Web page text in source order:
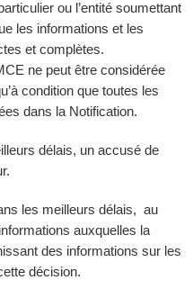
ou l’entité soumettant
les informations et les
et complètes.
ne peut être considérée
condition que toutes les
dans la Notification.
délais, un accusé de
les meilleurs délais, au
auxquelles la
des informations sur les
décision.